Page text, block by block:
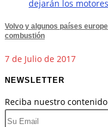
Volvo y algunos países
combustión
7 de Julio de 2017
NEWSLETTER
Reciba nuestro